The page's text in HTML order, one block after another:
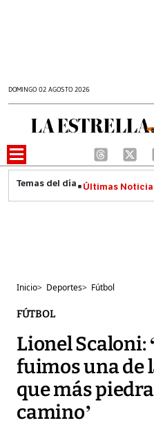
DOMINGO 02 AGOSTO 2026
Últimas
Inicio> Deportes> Fútbol
FÚTBOL
Lionel Scaloni:
fuimos una de
que más
camino’